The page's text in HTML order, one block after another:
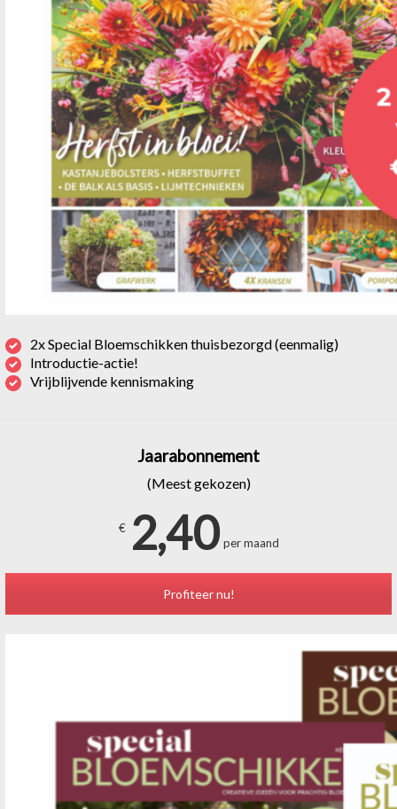
2x Special Bloemschikken thuisbezorgd (eenmalig)
Introductie-actie!
Vrijblijvende kennismaking
Jaarabonnement
(Meest gekozen)
€ 2,40 per maand
Profiteer nu!